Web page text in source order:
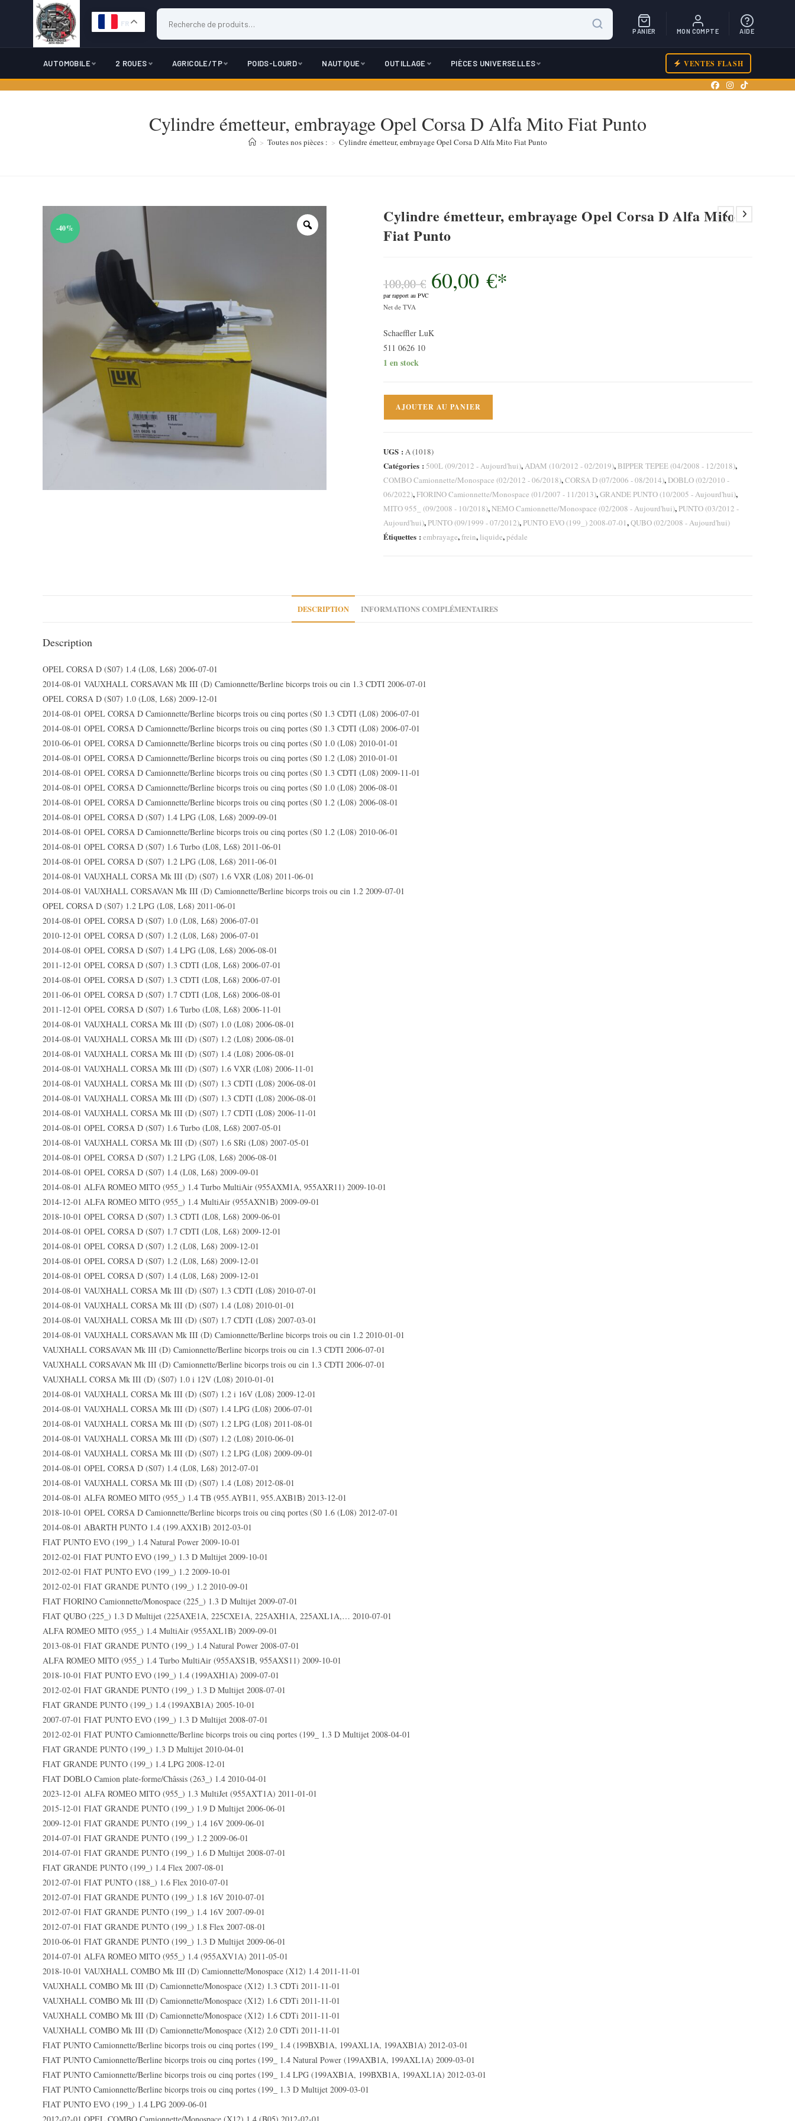
FR
PANIER MON COMPTE AIDE
AUTOMOBILE 2 ROUES AGRICOLE/TP POIDS-LOURD NAUTIQUE OUTILLAGE PIÈCES UNIVERSELLES VENTES FLASH
Cylindre émetteur, embrayage Opel Corsa D Alfa Mito Fiat Punto
> Toutes nos pièces : > Cylindre émetteur, embrayage Opel Corsa D Alfa Mito Fiat Punto
-40%
Cylindre émetteur, embrayage Opel Corsa D Alfa Mito
Fiat Punto
100,00€
Le
prix
initial
60,00 €*
par rapport au PVC
Le
actuel
est :
60,00 €.
Net de TVA
Schaeffler LuK
511 0626 10
1 en stock
Opel
Corsa
D
Alfa
Mito
AJOUTER AU PANIER
UGS : A (1018)
Catégories : 500L (09/2012 - Aujourd'hui),ADAM (10/2012 - 02/2019), BIPPER TEPEE (04/2008 - 12/2018),
COMBO Camionnette/Monospace (02/2012 - 06/2018),CORSA D (07/2006 - 08/2014), DOBLO (02/2010 -
06/2022),FIORINO Camionnette/Monospace (01/2007 - 11/2013),GRANDE PUNTO (10/2005 - Aujourd'hui),
MITO 955_ (09/2008 - 10/2018),NEMO Camionnette/Monospace (02/2008 - Aujourd'hui), PUNTO (03/2012 -
Aujourd'hui), PUNTO (09/1999 - 07/2012), PUNTO EVO (199_) 2008-07-01,QUBO (02/2008 - Aujourd'hui)
Étiquettes : embrayage,frein, liquide,pédale
DESCRIPTION INFORMATIONS COMPLÉMENTAIRES
Description
OPEL CORSA D (S07) 1.4 (L08, L68) 2006-07-01
2014-08-01 VAUXHALL CORSAVAN Mk III (D) Camionnette/Berline bicorps trois ou cin 1.3 CDTI 2006-07-01
OPEL CORSA D (S07) 1.0 (L08, L68) 2009-12-01
2014-08-01 OPEL CORSA D Camionnette/Berline bicorps trois ou cinq portes (S0 1.3 CDTI (L08) 2006-07-01
2014-08-01 OPEL CORSA D Camionnette/Berline bicorps trois ou cinq portes (S0 1.3 CDTI (L08) 2006-07-01
2010-06-01 OPEL CORSA D Camionnette/Berline bicorps trois ou cinq portes (S0 1.0 (L08) 2010-01-01
2014-08-01 OPEL CORSA D Camionnette/Berline bicorps trois ou cinq portes (S0 1.2 (L08) 2010-01-01
2014-08-01 OPEL CORSA D Camionnette/Berline bicorps trois ou cinq portes (S0 1.3 CDTI (L08) 2009-11-01
2014-08-01 OPEL CORSA D Camionnette/Berline bicorps trois ou cinq portes (S0 1.0 (L08) 2006-08-01
2014-08-01 OPEL CORSA D Camionnette/Berline bicorps trois ou cinq portes (S0 1.2 (L08) 2006-08-01
2014-08-01 OPEL CORSA D (S07) 1.4 LPG (L08, L68) 2009-09-01
2014-08-01 OPEL CORSA D Camionnette/Berline bicorps trois ou cinq portes (S0 1.2 (L08) 2010-06-01
2014-08-01 OPEL CORSA D (S07) 1.6 Turbo (L08, L68) 2011-06-01
2014-08-01 OPEL CORSA D (S07) 1.2 LPG (L08, L68) 2011-06-01
2014-08-01 VAUXHALL CORSA Mk III (D) (S07) 1.6 VXR (L08) 2011-06-01
2014-08-01 VAUXHALL CORSAVAN Mk III (D) Camionnette/Berline bicorps trois ou cin 1.2 2009-07-01
OPEL CORSA D (S07) 1.2 LPG (L08, L68) 2011-06-01
2014-08-01 OPEL CORSA D (S07) 1.0 (L08, L68) 2006-07-01
2010-12-01 OPEL CORSA D (S07) 1.2 (L08, L68) 2006-07-01
2014-08-01 OPEL CORSA D (S07) 1.4 LPG (L08, L68) 2006-08-01
2011-12-01 OPEL CORSA D (S07) 1.3 CDTI (L08, L68) 2006-07-01
2014-08-01 OPEL CORSA D (S07) 1.3 CDTI (L08, L68) 2006-07-01
2011-06-01 OPEL CORSA D (S07) 1.7 CDTI (L08, L68) 2006-08-01
2011-12-01 OPEL CORSA D (S07) 1.6 Turbo (L08, L68) 2006-11-01
2014-08-01 VAUXHALL CORSA Mk III (D) (S07) 1.0 (L08) 2006-08-01
2014-08-01 VAUXHALL CORSA Mk III (D) (S07) 1.2 (L08) 2006-08-01
2014-08-01 VAUXHALL CORSA Mk III (D) (S07) 1.4 (L08) 2006-08-01
2014-08-01 VAUXHALL CORSA Mk III (D) (S07) 1.6 VXR (L08) 2006-11-01
2014-08-01 VAUXHALL CORSA Mk III (D) (S07) 1.3 CDTI (L08) 2006-08-01
2014-08-01 VAUXHALL CORSA Mk III (D) (S07) 1.3 CDTI (L08) 2006-08-01
2014-08-01 VAUXHALL CORSA Mk III (D) (S07) 1.7 CDTI (L08) 2006-11-01
2014-08-01 OPEL CORSA D (S07) 1.6 Turbo (L08, L68) 2007-05-01
2014-08-01 VAUXHALL CORSA Mk III (D) (S07) 1.6 SRi (L08) 2007-05-01
2014-08-01 OPEL CORSA D (S07) 1.2 LPG (L08, L68) 2006-08-01
2014-08-01 OPEL CORSA D (S07) 1.4 (L08, L68) 2009-09-01
2014-08-01 ALFA ROMEO MITO (955_) 1.4 Turbo MultiAir (955AXM1A, 955AXR11) 2009-10-01
2014-12-01 ALFA ROMEO MITO (955_) 1.4 MultiAir (955AXN1B) 2009-09-01
2018-10-01 OPEL CORSA D (S07) 1.3 CDTI (L08, L68) 2009-06-01
2014-08-01 OPEL CORSA D (S07) 1.7 CDTI (L08, L68) 2009-12-01
2014-08-01 OPEL CORSA D (S07) 1.2 (L08, L68) 2009-12-01
2014-08-01 OPEL CORSA D (S07) 1.2 (L08, L68) 2009-12-01
2014-08-01 OPEL CORSA D (S07) 1.4 (L08, L68) 2009-12-01
2014-08-01 VAUXHALL CORSA Mk III (D) (S07) 1.3 CDTI (L08) 2010-07-01
2014-08-01 VAUXHALL CORSA Mk III (D) (S07) 1.4 (L08) 2010-01-01
2014-08-01 VAUXHALL CORSA Mk III (D) (S07) 1.7 CDTI (L08) 2007-03-01
2014-08-01 VAUXHALL CORSAVAN Mk III (D) Camionnette/Berline bicorps trois ou cin 1.2 2010-01-01
VAUXHALL CORSAVAN Mk III (D) Camionnette/Berline bicorps trois ou cin 1.3 CDTI 2006-07-01
VAUXHALL CORSAVAN Mk III (D) Camionnette/Berline bicorps trois ou cin 1.3 CDTI 2006-07-01
VAUXHALL CORSA Mk III (D) (S07) 1.0 i 12V (L08) 2010-01-01
2014-08-01 VAUXHALL CORSA Mk III (D) (S07) 1.2 i 16V (L08) 2009-12-01
2014-08-01 VAUXHALL CORSA Mk III (D) (S07) 1.4 LPG (L08) 2006-07-01
2014-08-01 VAUXHALL CORSA Mk III (D) (S07) 1.2 LPG (L08) 2011-08-01
2014-08-01 VAUXHALL CORSA Mk III (D) (S07) 1.2 (L08) 2010-06-01
2014-08-01 VAUXHALL CORSA Mk III (D) (S07) 1.2 LPG (L08) 2009-09-01
2014-08-01 OPEL CORSA D (S07) 1.4 (L08, L68) 2012-07-01
2014-08-01 VAUXHALL CORSA Mk III (D) (S07) 1.4 (L08) 2012-08-01
2014-08-01 ALFA ROMEO MITO (955_) 1.4 TB (955.AYB11, 955.AXB1B) 2013-12-01
2018-10-01 OPEL CORSA D Camionnette/Berline bicorps trois ou cinq portes (S0 1.6 (L08) 2012-07-01
2014-08-01 ABARTH PUNTO 1.4 (199.AXX1B) 2012-03-01
FIAT PUNTO EVO (199_) 1.4 Natural Power 2009-10-01
2012-02-01 FIAT PUNTO EVO (199_) 1.3 D Multijet 2009-10-01
2012-02-01 FIAT PUNTO EVO (199_) 1.2 2009-10-01
2012-02-01 FIAT GRANDE PUNTO (199_) 1.2 2010-09-01
FIAT FIORINO Camionnette/Monospace (225_) 1.3 D Multijet 2009-07-01
FIAT QUBO (225_) 1.3 D Multijet (225AXE1A, 225CXE1A, 225AXH1A, 225AXL1A,… 2010-07-01
ALFA ROMEO MITO (955_) 1.4 MultiAir (955AXL1B) 2009-09-01
2013-08-01 FIAT GRANDE PUNTO (199_) 1.4 Natural Power 2008-07-01
ALFA ROMEO MITO (955_) 1.4 Turbo MultiAir (955AXS1B, 955AXS11) 2009-10-01
2018-10-01 FIAT PUNTO EVO (199_) 1.4 (199AXH1A) 2009-07-01
2012-02-01 FIAT GRANDE PUNTO (199_) 1.3 D Multijet 2008-07-01
FIAT GRANDE PUNTO (199_) 1.4 (199AXB1A) 2005-10-01
2007-07-01 FIAT PUNTO EVO (199_) 1.3 D Multijet 2008-07-01
2012-02-01 FIAT PUNTO Camionnette/Berline bicorps trois ou cinq portes (199_ 1.3 D Multijet 2008-04-01
FIAT GRANDE PUNTO (199_) 1.3 D Multijet 2010-04-01
FIAT GRANDE PUNTO (199_) 1.4 LPG 2008-12-01
FIAT DOBLO Camion plate-forme/Châssis (263_) 1.4 2010-04-01
2023-12-01 ALFA ROMEO MITO (955_) 1.3 MultiJet (955AXT1A) 2011-01-01
2015-12-01 FIAT GRANDE PUNTO (199_) 1.9 D Multijet 2006-06-01
2009-12-01 FIAT GRANDE PUNTO (199_) 1.4 16V 2009-06-01
2014-07-01 FIAT GRANDE PUNTO (199_) 1.2 2009-06-01
2014-07-01 FIAT GRANDE PUNTO (199_) 1.6 D Multijet 2008-07-01
FIAT GRANDE PUNTO (199_) 1.4 Flex 2007-08-01
2012-07-01 FIAT PUNTO (188_) 1.6 Flex 2010-07-01
2012-07-01 FIAT GRANDE PUNTO (199_) 1.8 16V 2010-07-01
2012-07-01 FIAT GRANDE PUNTO (199_) 1.4 16V 2007-09-01
2012-07-01 FIAT GRANDE PUNTO (199_) 1.8 Flex 2007-08-01
2010-06-01 FIAT GRANDE PUNTO (199_) 1.3 D Multijet 2009-06-01
2014-07-01 ALFA ROMEO MITO (955_) 1.4 (955AXV1A) 2011-05-01
2018-10-01 VAUXHALL COMBO Mk III (D) Camionnette/Monospace (X12) 1.4 2011-11-01
VAUXHALL COMBO Mk III (D) Camionnette/Monospace (X12) 1.3 CDTi 2011-11-01
VAUXHALL COMBO Mk III (D) Camionnette/Monospace (X12) 1.6 CDTi 2011-11-01
VAUXHALL COMBO Mk III (D) Camionnette/Monospace (X12) 1.6 CDTi 2011-11-01
VAUXHALL COMBO Mk III (D) Camionnette/Monospace (X12) 2.0 CDTi 2011-11-01
FIAT PUNTO Camionnette/Berline bicorps trois ou cinq portes (199_ 1.4 (199BXB1A, 199AXL1A, 199AXB1A) 2012-03-01
FIAT PUNTO Camionnette/Berline bicorps trois ou cinq portes (199_ 1.4 Natural Power (199AXB1A, 199AXL1A) 2009-03-01
FIAT PUNTO Camionnette/Berline bicorps trois ou cinq portes (199_ 1.4 LPG (199AXB1A, 199BXB1A, 199AXL1A) 2012-03-01
FIAT PUNTO Camionnette/Berline bicorps trois ou cinq portes (199_ 1.3 D Multijet 2009-03-01
FIAT PUNTO EVO (199_) 1.4 LPG 2009-06-01